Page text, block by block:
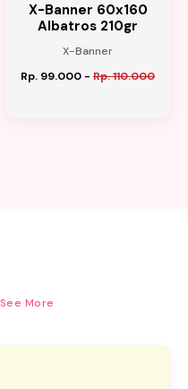
X-Banner 60x160
Albatros 210gr
X-Banner
Rp. 99.000 - Rp. 110.000
See More